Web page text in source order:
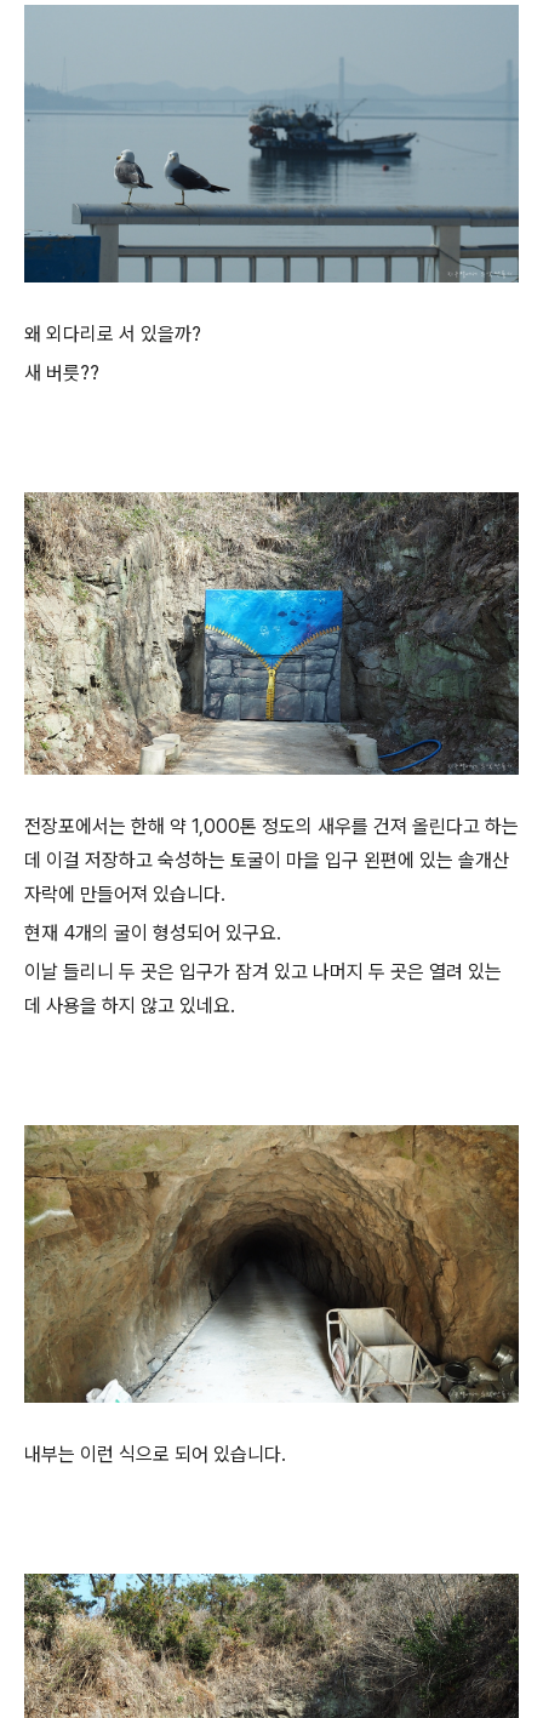
왜 외다리로 서 있을까?
새 버릇??
전장포에서는 한해 약 1,000톤 정도의 새우를 건져 올린다고 하는
데 이걸 저장하고 숙성하는 토굴이 마을 입구 왼편에 있는 솔개산
자락에 만들어져 있습니다.
현재 4개의 굴이 형성되어 있구요.
이날 들리니 두 곳은 입구가 잠겨 있고 나머지 두 곳은 열려 있는
데 사용을 하지 않고 있네요.
내부는 이런 식으로 되어 있습니다.